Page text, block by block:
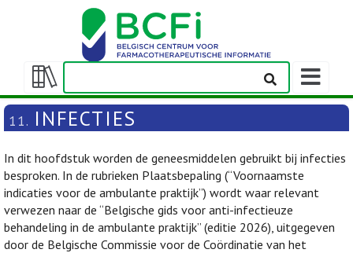
Weergeven/verbergen
inhoudstafel
11. INFECTIES
In dit hoofdstuk worden de geneesmiddelen gebruikt bij infecties
besproken. In de rubrieken Plaatsbepaling (“Voornaamste
indicaties voor de ambulante praktijk”) wordt waar relevant
verwezen naar de “Belgische gids voor anti-infectieuze
behandeling in de ambulante praktijk” (editie 2026), uitgegeven
door de Belgische Commissie voor de Coördinatie van het